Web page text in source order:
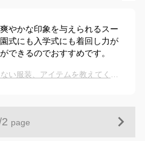
やかな印象を与えられるスー
式にも入学式にも着回し力が
できるのでおすすめです。
卒園式のパパコーデ！失敗しない服装、アイテムを教えてください。
2 page